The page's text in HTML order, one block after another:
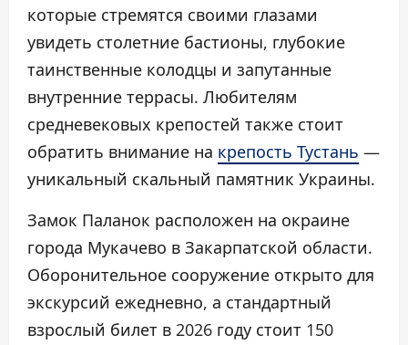
которые стремятся своими глазами
увидеть столетние бастионы, глубокие
таинственные колодцы и запутанные
внутренние террасы. Любителям
средневековых крепостей также стоит
обратить внимание на крепость Тустань —
уникальный скальный памятник Украины.
Замок Паланок расположен на окраине
города Мукачево в Закарпатской области.
Оборонительное сооружение открыто для
экскурсий ежедневно, а стандартный
взрослый билет в 2026 году стоит 150